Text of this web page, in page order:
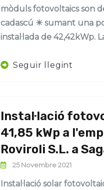
mòduls fotovoltaics son
cadascú ☀ sumant una
instal·lada de 42,42kWp.
Seguir llegint
Instal·lació
41,85 kWp a
Roviroli S.L. a
25 Novembre 2021
Instal·lació solar